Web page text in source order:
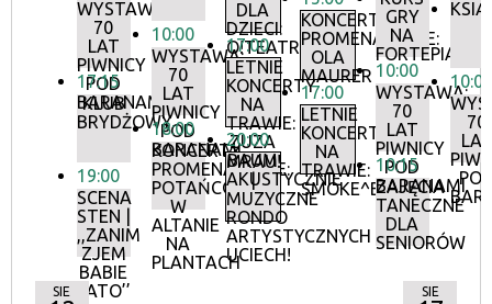
WYSTAWA:
70
LAT
PIWNICY
POD
BARANAMI
17:15
KLUB
BRYDŻOWY
19:00
SCENA
STEN |
,,ZANIM
ZJEM
BABIE
LATO’’
10:00
WYSTAWA:
70
LAT
PIWNICY
POD
BARANAMI
18:00
KONCERTY
PROMENADOWE:
POTAŃCÓWKA
W
ALTANIE
NA
PLANTACH
DLA
DZIECI:
O!TEATR
17:00
LETNIE
KONCERTY
NA
TRAWIE:
ZUZA
BAUM
AKUSTYCZNIE
20:00
MRAU!
|
MUZYCZNE
RONDO
ARTYSTYCZNYCH
UCIECH!
KONCERTY
PROMENADOWE:
OLA
MAURER
17:00
LETNIE
KONCERTY
NA
TRAWIE:
SMOKE^BLUES
GRY
NA
FORTEPIANIE
10:00
WYSTAWA:
70
LAT
PIWNICY
POD
BARANAMI
10:15
ZAJĘCIA
TANECZNE
DLA
SENIORÓW
10:00
70
LAT
SIE SIE